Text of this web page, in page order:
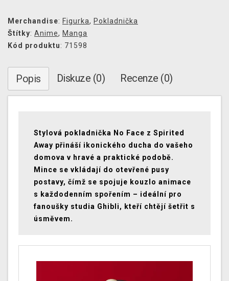
Merchandise: Figurka, Pokladnička
Štítky: Anime, Manga
Kód produktu: 71598
Popis Diskuze (0) Recenze (0)
Stylová pokladnička No Face z Spirited
Away přináší ikonického ducha do vašeho
domova v hravé a praktické podobě.
Mince se vkládají do otevřené pusy
postavy, čímž se spojuje kouzlo animace
s každodenním spořením – ideální pro
fanoušky studia Ghibli, kteří chtějí šetřit s
úsměvem.